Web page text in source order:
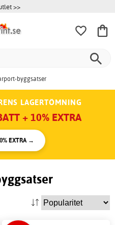
>>
byggsatser
LAGERTÖMNING
+ 10% EXTRA
EXTRA →